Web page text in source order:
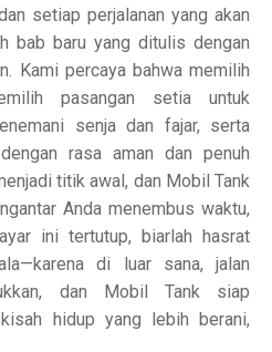
setiap perjalanan yang akan
bab baru yang ditulis dengan
Kami percaya bahwa memilih
pasangan setia untuk
senja dan fajar, serta
rasa aman dan penuh
titik awal, dan Mobil Tank
Anda menembus waktu,
ini tertutup, biarlah hasrat
di luar sana, jalan
dan Mobil Tank siap
hidup yang lebih berani,